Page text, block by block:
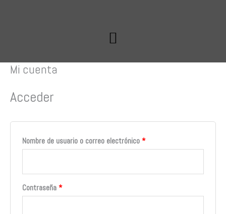
Mi cuenta
Acceder
Nombre de usuario o correo electrónico *
Contraseña *